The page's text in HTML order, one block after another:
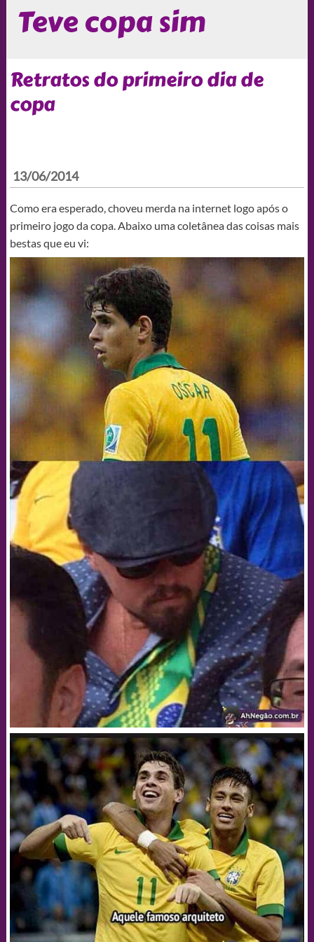
Teve copa sim
Retratos do primeiro dia de
copa
13/06/2014
Como era esperado, choveu merda na internet logo após o
primeiro jogo da copa. Abaixo uma coletânea das coisas mais
bestas que eu vi: